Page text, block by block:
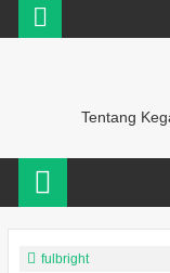
Tentang
fulbright